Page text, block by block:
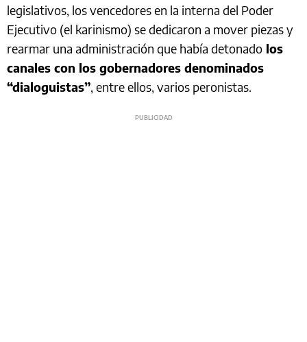
legislativos, los vencedores en la interna del Poder
Ejecutivo (el karinismo) se dedicaron a mover piezas y
rearmar una administración que había detonado los
canales con los gobernadores denominados
“dialoguistas”, entre ellos, varios peronistas.